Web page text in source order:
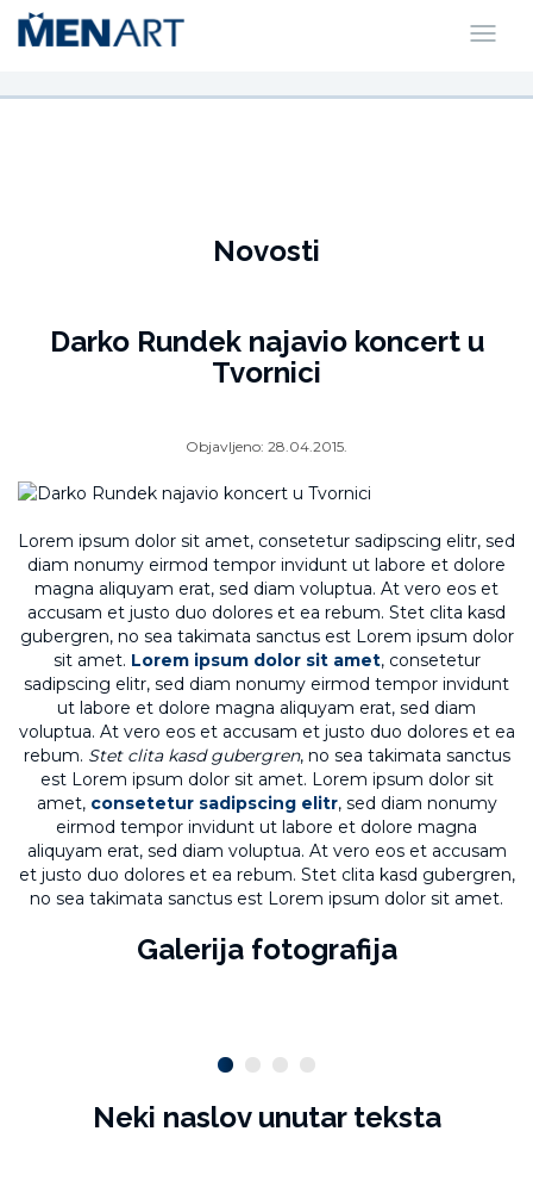
Novosti
Darko Rundek najavio koncert u
Tvornici
Objavljeno: 28.04.2015.
Lorem ipsum dolor sit amet, consetetur sadipscing elitr, sed
diam nonumy eirmod tempor invidunt ut labore et dolore
magna aliquyam erat, sed diam voluptua. At vero eos et
accusam et justo duo dolores et ea rebum. Stet clita kasd
gubergren, no sea takimata sanctus est Lorem ipsum dolor
sit amet. Lorem ipsum dolor sit amet, consetetur
sadipscing elitr, sed diam nonumy eirmod tempor invidunt
ut labore et dolore magna aliquyam erat, sed diam
voluptua. At vero eos et accusam et justo duo dolores et ea
rebum. Stet clita kasd gubergren, no sea takimata sanctus
est Lorem ipsum dolor sit amet. Lorem ipsum dolor sit
amet, consetetur sadipscing elitr, sed diam nonumy
eirmod tempor invidunt ut labore et dolore magna
aliquyam erat, sed diam voluptua. At vero eos et accusam
et justo duo dolores et ea rebum. Stet clita kasd gubergren,
no sea takimata sanctus est Lorem ipsum dolor sit amet.
Galerija fotografija
Neki naslov unutar teksta